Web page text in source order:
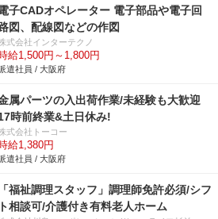
子CADオペレーター 電子部品や電子回
図、配線図などの作図
式会社インターテクノ
給1,500円～1,800円
遣社員 / 大阪府
属パーツの入出荷作業/未経験も大歓迎
時前終業&土日休み!
式会社トーコー
給1,380円
遣社員 / 大阪府
「福祉調理スタッフ」調理師免許必須/シフ
ト相談可/介護付き有料老人ホーム